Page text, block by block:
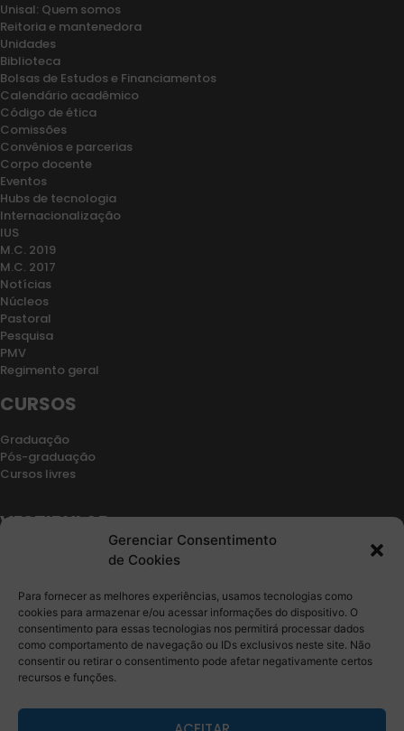
Gerenciar Consentimento
de Cookies
Para fornecer as melhores experiências, usamos tecnologias como
cookies para armazenar e/ou acessar informações do dispositivo. O
consentimento para essas tecnologias nos permitirá processar dados
como comportamento de navegação ou IDs exclusivos neste site. Não
consentir ou retirar o consentimento pode afetar negativamente certos
recursos e funções.
Unisal: Quem somos
Reitoria e mantenedora
Unidades
Biblioteca
Bolsas de Estudos e Financiamentos
Calendário acadêmico
Código de ética
Comissões
Convênios e parcerias
Corpo docente
Eventos
Hubs de tecnologia
Internacionalização
IUS
M.C. 2019
M.C. 2017
Notícias
Núcleos
Pastoral
Pesquisa
PMV
Regimento geral
CURSOS
Graduação
Pós-graduação
Cursos livres
VESTIBULAR
Retorno de vínculo
Transferencia
Edital
CONTATO
Fale Conosco
Sala de Imprensa